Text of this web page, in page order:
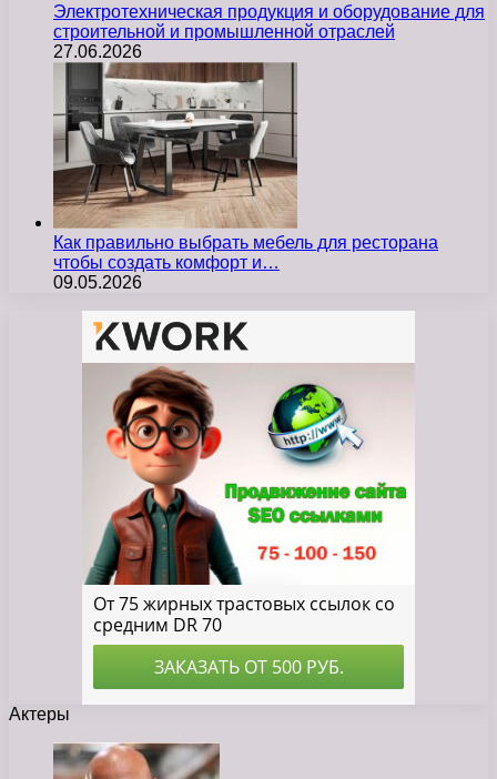
Электротехническая продукция и оборудование для
строительной и промышленной отраслей
27.06.2026
Как правильно выбрать мебель для ресторана
чтобы создать комфорт и…
09.05.2026
Актеры